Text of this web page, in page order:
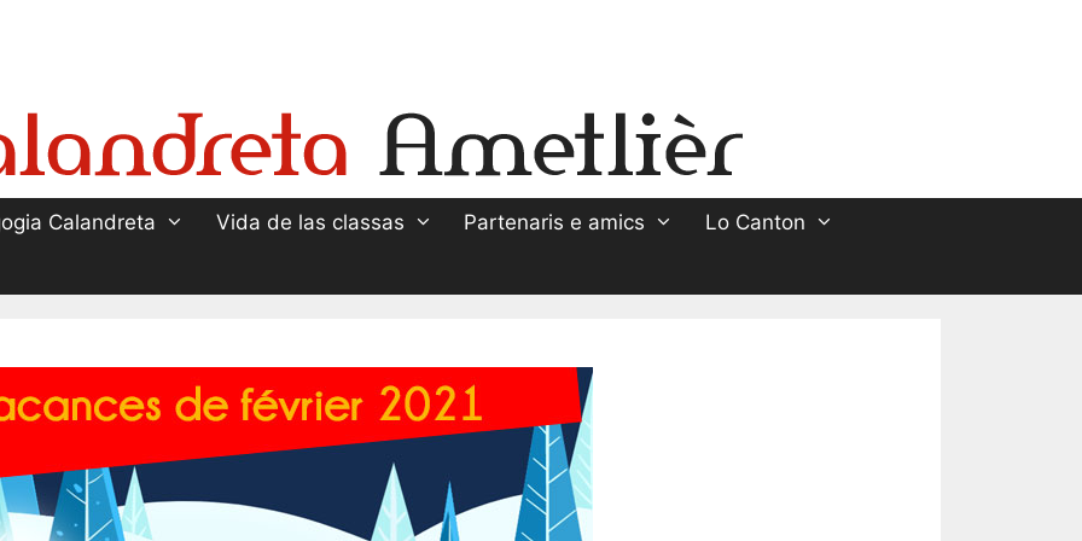
Calandreta Vida de las classas Partenaris e amics
Lo Canton